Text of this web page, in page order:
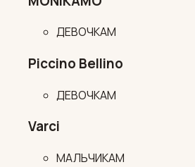
ДЕВОЧКАМ
Piccino Bellino
ДЕВОЧКАМ
Varci
МАЛЬЧИКАМ